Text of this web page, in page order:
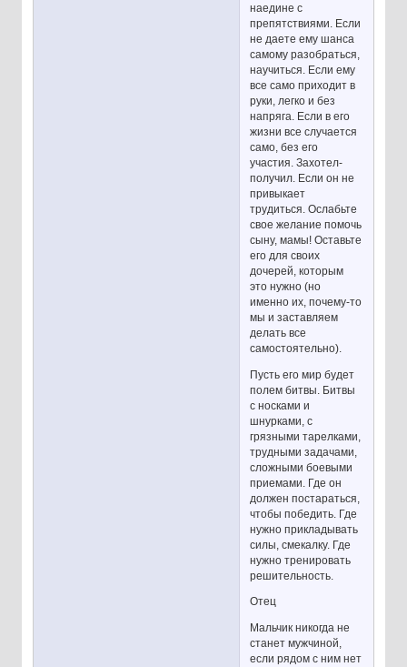
наедине с
препятствиями. Если
не даете ему шанса
самому разобраться,
научиться. Если ему
все само приходит в
руки, легко и без
напряга. Если в его
жизни все случается
само, без его
участия. Захотел-
получил. Если он не
привыкает
трудиться. Ослабьте
свое желание помочь
сыну, мамы! Оставьте
его для своих
дочерей, которым
это нужно (но
именно их, почему-то
мы и заставляем
делать все
самостоятельно).
Пусть его мир будет
полем битвы. Битвы
с носками и
шнурками, с
грязными тарелками,
трудными задачами,
сложными боевыми
приемами. Где он
должен постараться,
чтобы победить. Где
нужно прикладывать
силы, смекалку. Где
нужно тренировать
решительность.
Отец
Мальчик никогда не
станет мужчиной,
если рядом с ним нет